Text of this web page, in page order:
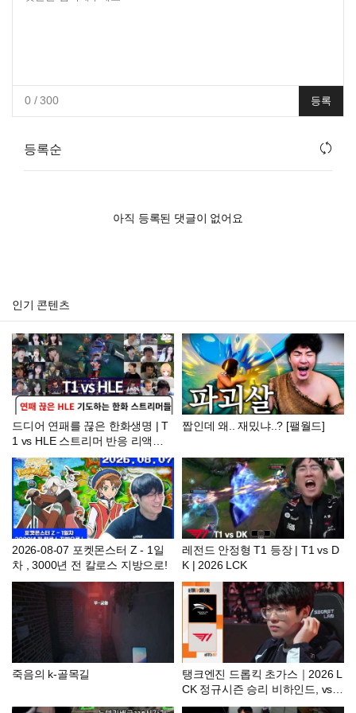
0/ 300 등록
등록순
아직 등록된 댓글이 없어요
인기 콘텐츠
드디어 연패를 끊은 한화생명 | T
1 vs HLE 스트리머 반응 리액션
모음 2026 LCK
짭인데 왜.. 재밌냐..? [팰월드]
2026-08-07 포켓몬스터 Z - 1일
차 , 3000년 전 칼로스 지방으로!
레전드 안정형 T1 등장 | T1 vs D
K | 2026 LCK
죽음의 k-골목길
탱크엔진 드롭킥 초가스｜2026 L
CK 정규시즌 승리 비하인드, vs T
1